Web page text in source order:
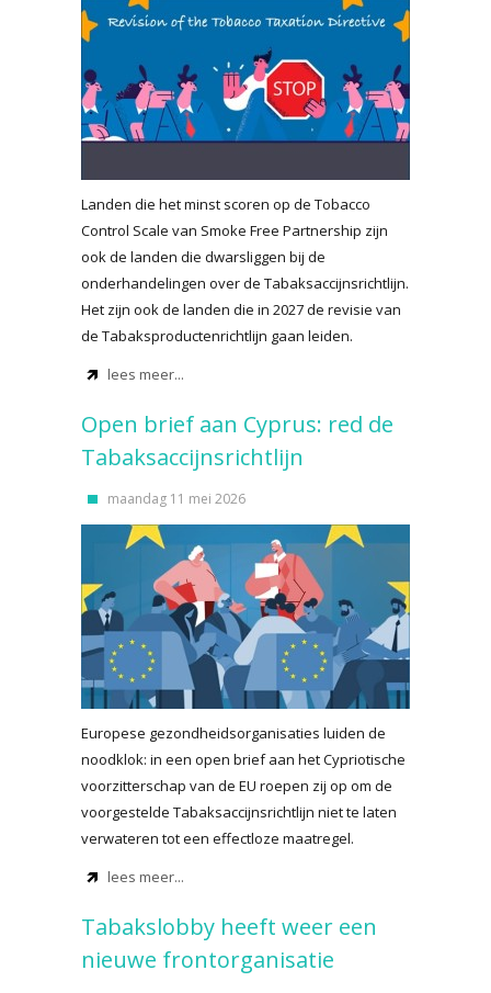
Landen die het minst scoren op de Tobacco
Control Scale van Smoke Free Partnership zijn
ook de landen die dwarsliggen bij de
onderhandelingen over de Tabaksaccijnsrichtlijn.
Het zijn ook de landen die in 2027 de revisie van
de Tabaksproductenrichtlijn gaan leiden.
lees meer...
Open brief aan Cyprus: red de
Tabaksaccijnsrichtlijn
maandag 11 mei 2026
Europese gezondheidsorganisaties luiden de
noodklok: in een open brief aan het Cypriotische
voorzitterschap van de EU roepen zij op om de
voorgestelde Tabaksaccijnsrichtlijn niet te laten
verwateren tot een effectloze maatregel.
lees meer...
Tabakslobby heeft weer een
nieuwe frontorganisatie